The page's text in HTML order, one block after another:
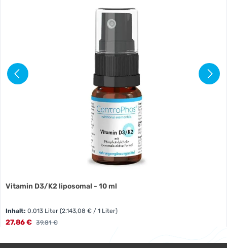
Vitamin D3/K2 liposomal - 10 ml
Inhalt:0.013 Liter(2.143,08 € / 1 Liter)
Verkaufspreis:
27,86 € Regulärer Preis:
39,81 €